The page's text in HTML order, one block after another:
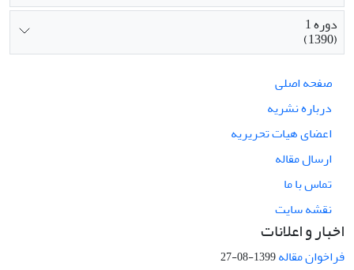
دوره 1
(1390)
صفحه اصلی
درباره نشریه
اعضای هیات تحریریه
ارسال مقاله
تماس با ما
نقشه سایت
اخبار و اعلانات
فراخوان مقاله1399-08-27